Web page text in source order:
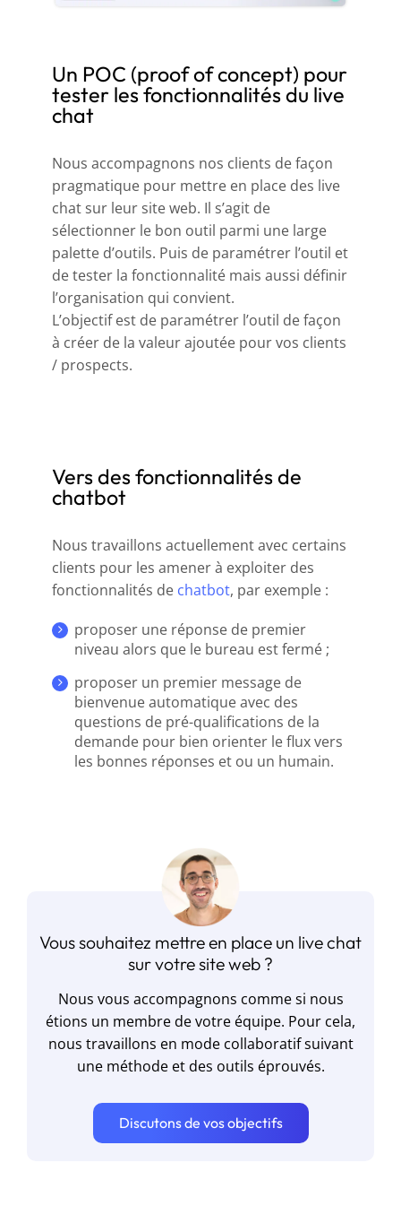
Un POC (proof of concept) pour
tester les fonctionnalités du live
chat
Nous accompagnons nos clients de façon
pragmatique pour mettre en place des live
chat sur leur site web. Il s’agit de
sélectionner le bon outil parmi une large
palette d’outils. Puis de paramétrer l’outil et
de tester la fonctionnalité mais aussi définir
l’organisation qui convient.
L’objectif est de paramétrer l’outil de façon
à créer de la valeur ajoutée pour vos clients
/ prospects.
Vers des fonctionnalités de
chatbot
Nous travaillons actuellement avec certains
clients pour les amener à exploiter des
fonctionnalités de chatbot, par exemple :
proposer une réponse de premier
niveau alors que le bureau est fermé ;
proposer un premier message de
bienvenue automatique avec des
questions de pré-qualifications de la
demande pour bien orienter le flux vers
les bonnes réponses et ou un humain.
Vous souhaitez mettre en place un live chat
sur votre site web ?
Nous vous accompagnons comme si nous
étions un membre de votre équipe. Pour cela,
nous travaillons en mode collaboratif suivant
une méthode et des outils éprouvés.
Discutons de vos objectifs